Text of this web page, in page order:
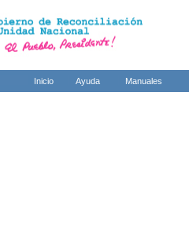
Inicio Ayuda Manuales